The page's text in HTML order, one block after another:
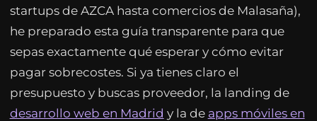
startups de AZCA hasta comercios de Malasaña),
he preparado esta guía transparente para que
sepas exactamente qué esperar y cómo evitar
pagar sobrecostes. Si ya tienes claro el
presupuesto y buscas proveedor, la landing de
desarrollo web en Madrid y la de apps móviles en